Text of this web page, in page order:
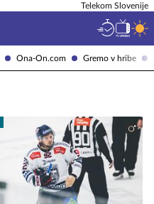
Ona-On.com Gremo v hribe
Telekom Slovenije